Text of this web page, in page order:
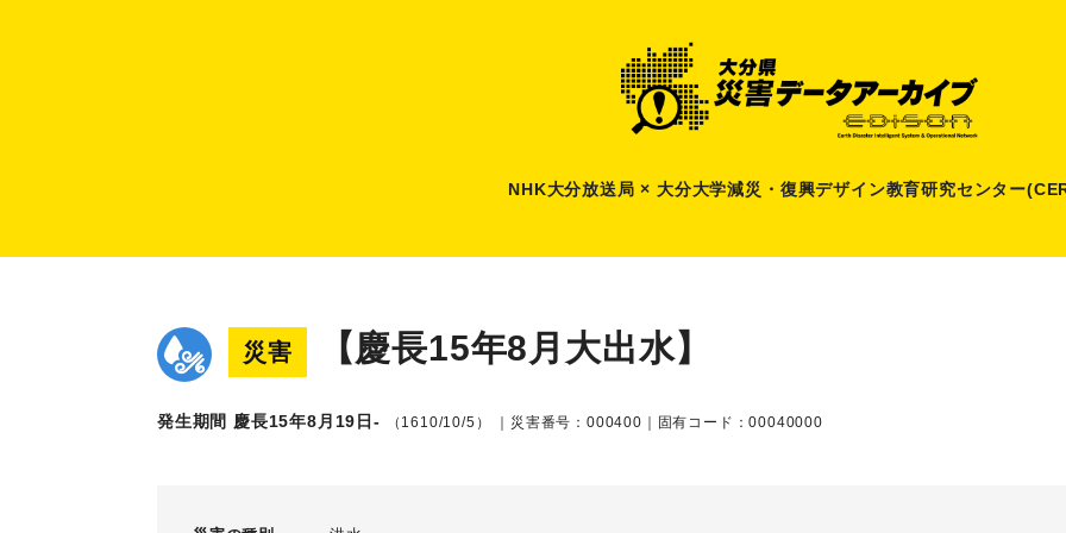
NHK大分放送局 × 大分大学減災 ・ 復興デザイン教育研究センター
災害 【慶長15年8月大出水】
発生期間 慶長15年8月19日- （1610/10/5） ｜災害番号：000400｜固有コード：00040000